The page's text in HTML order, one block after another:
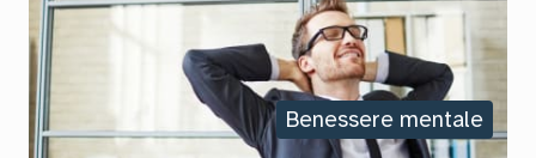
Benessere mentale